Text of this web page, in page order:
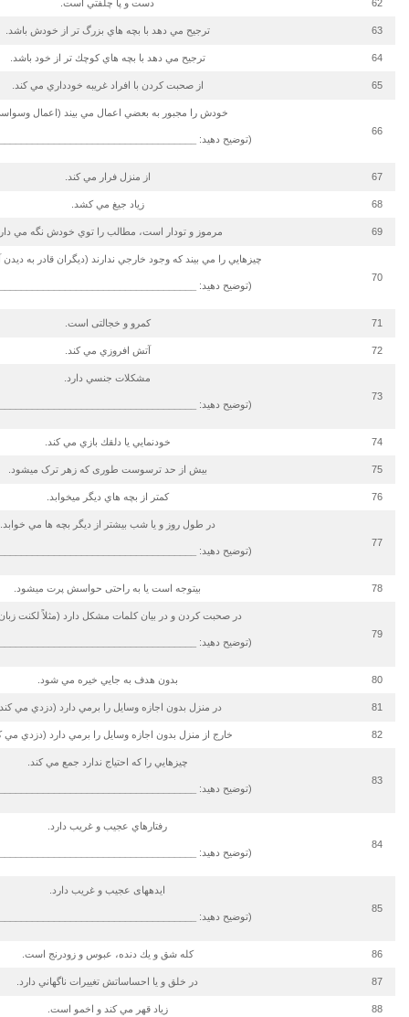
62 دست و پا چلفتي است.
63 ترجيح مي دهد با بچه هاي بزرگ تر از خودش باشد.
64 ترجيح مي دهد با بچه هاي كوچك تر از خود باشد.
65 از صحبت كردن با افراد غريبه خودداري مي كند.
66
خودش را مجبور به بعضي اعمال مي بيند (اعمال
(توضیح دهید:
67 از منزل فرار مي كند.
68 زياد جيغ مي كشد.
69 مرموز و تودار است، مطالب را توي خودش نگه مي
70
چيزهايي را مي بيند كه وجود خارجي ندارند (ديگران قادر به ديدن
(توضیح دهید:
71 کمرو و خجالتی است.
72 آتش افروزي مي كند.
73
مشكلات جنسي دارد.
(توضیح دهید:
74 خودنمايي يا دلقك بازي مي كند.
75 بیش از حد ترسوست طوری که زهر ترک می­شود.
76 كمتر از بچه هاي ديگر مي­خوابد.
77
در طول روز و يا شب بيشتر از ديگر بچه ها مي خوابد.
(توضیح دهید:
78 بی­توجه است یا به راحتی حواسش پرت می­شود.
79
در صحبت كردن و در بيان كلمات مشكل دارد (مثلاً لكنت
(توضیح دهید:
80 بدون هدف به جايي خيره مي شود.
81 در منزل بدون اجازه وسايل را برمي دارد (دزدي مي
82 خارج از منزل بدون اجازه وسايل را برمي دارد (دزدي مي
83
چيزهايي را كه احتياج ندارد جمع مي كند.
(توضیح دهید:
84
رفتارهاي عجيب و غريب دارد.
(توضیح دهید:
85
ایده­های عجيب و غريب دارد.
(توضیح دهید:
86 كله شق و يك دنده، عبوس و زودرنج است.
87 در خلق و يا احساساتش تغييرات ناگهاني دارد.
88 زياد قهر مي كند و اخمو است.